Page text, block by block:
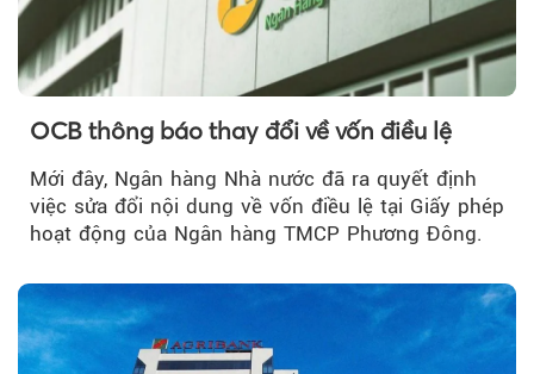
OCB thông báo thay đổi về vốn điều lệ
Mới đây, Ngân hàng Nhà nước đã ra quyết định
việc sửa đổi nội dung về vốn điều lệ tại Giấy phép
hoạt động của Ngân hàng TMCP Phương Đông.